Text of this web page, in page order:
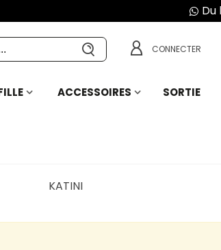
Du
CONNECTER
ACCESSOIRES SORTIE
KATINI